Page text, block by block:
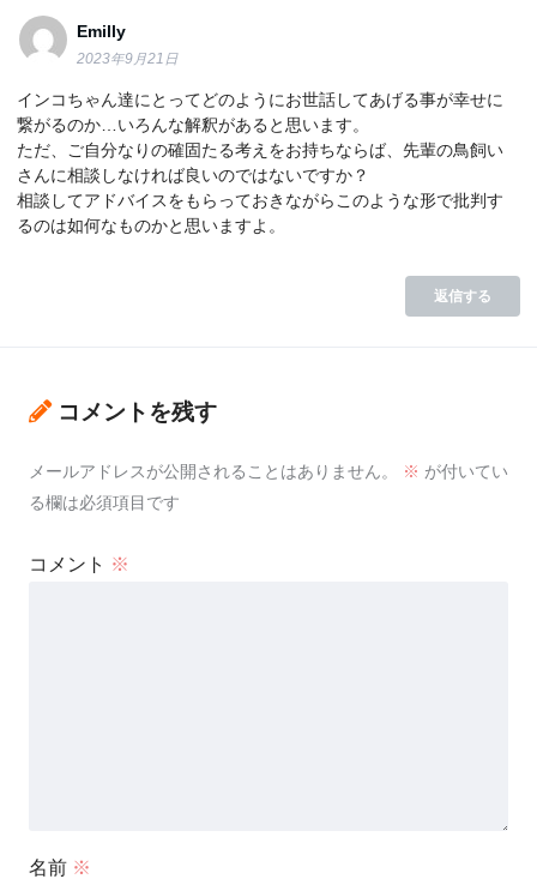
Emilly
2023年9月21日
インコちゃん達にとってどのようにお世話してあげる事が幸せに
繋がるのか…いろんな解釈があると思います。
ただ、ご自分なりの確固たる考えをお持ちならば、先輩の鳥飼い
さんに相談しなければ良いのではないですか？
相談してアドバイスをもらっておきながらこのような形で批判す
るのは如何なものかと思いますよ。
返信する
コメントを残す
メールアドレスが公開されることはありません。 ※ が付いてい
る欄は必須項目です
コメント ※
名前 ※